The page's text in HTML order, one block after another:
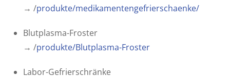
→ /produkte/medikamentengefrierschaenke/
Blutplasma-Froster
→ /produkte/Blutplasma-Froster
Labor-Gefrierschränke